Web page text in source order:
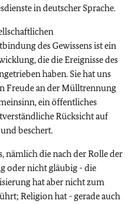
in deutscher Sprache.
des Gewissens ist ein
die die Ereignisse des
haben. Sie hat uns
Freude an der Mülltrennung
ein öffentliches
Rücksicht auf
beschert.
nämlich die nach der Rolle der
oder nicht gläubig - die
hat aber nicht zum
Religion hat - gerade auch